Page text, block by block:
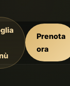
Prenota
ora